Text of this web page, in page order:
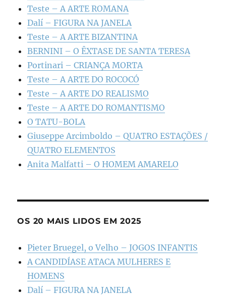
Teste – A ARTE ROMANA
Dalí – FIGURA NA JANELA
Teste – A ARTE BIZANTINA
BERNINI – O ÊXTASE DE SANTA TERESA
Portinari – CRIANÇA MORTA
Teste – A ARTE DO ROCOCÓ
Teste – A ARTE DO REALISMO
Teste – A ARTE DO ROMANTISMO
O TATU-BOLA
Giuseppe Arcimboldo – QUATRO ESTAÇÕES /
QUATRO ELEMENTOS
Anita Malfatti – O HOMEM AMARELO
OS 20 MAIS LIDOS EM 2025
Pieter Bruegel, o Velho – JOGOS INFANTIS
A CANDIDÍASE ATACA MULHERES E
HOMENS
Dalí – FIGURA NA JANELA